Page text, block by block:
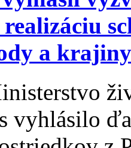
a krajiny
vyhlásilo